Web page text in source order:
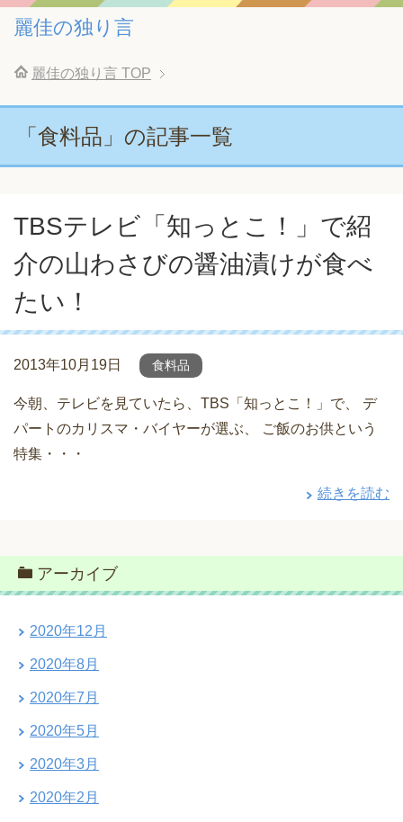
麗佳の独り言
麗佳の独り言 TOP
「食料品」の記事一覧
TBSテレビ「知っとこ！」で紹
介の山わさびの醤油漬けが食べ
たい！
2013年10月19日 食料品
今朝、テレビを見ていたら、TBS「知っとこ！」で、 デ
パートのカリスマ・バイヤーが選ぶ、 ご飯のお供という
特集・・・
続きを読む
アーカイブ
2020年12月
2020年8月
2020年7月
2020年5月
2020年3月
2020年2月